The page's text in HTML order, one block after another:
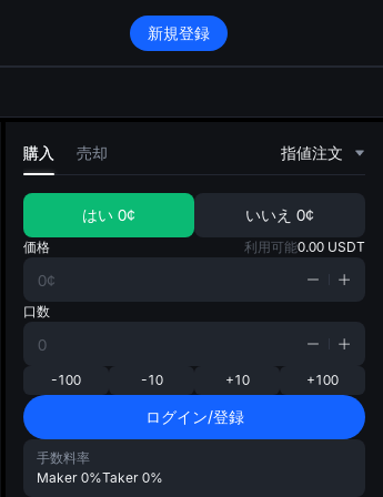
新規登録
購入 売却 指値注文
はい 0¢ いいえ 0¢
価格 利用可能0.00 USDT
口数
-100 -10 +10 +100
ログイン/登録
手数料率
Maker 0%Taker 0%